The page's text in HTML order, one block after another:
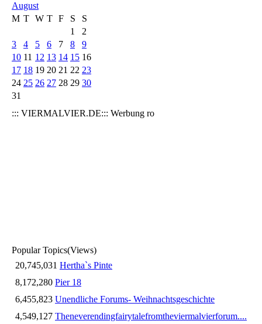
August
M T W T F S
S
1
2
3
4 5 6 7 8
9
10 11 12 13 14 15 16
17 18 19 20 21 22 23
24 25 26 27 28 29 30
31
::: VIERMALVIER.DE::: Werbung ro
Popular Topics(Views)
20,745,031 Hertha`s Pinte
8,172,280 Pier 18
6,455,823 Unendliche Forums- Weihnachtsgeschichte
4,549,127 Theneverendingfairytalefromtheviermalvierforum....